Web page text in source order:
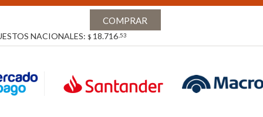
COMPRAR
NACIONALES: $ 18.716 ,53